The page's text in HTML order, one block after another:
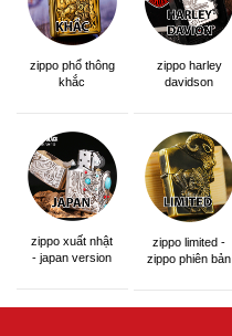
zippo phổ thông
khắc
zippo harley
davidson
zippo xuất nhật
- japan version
zippo limited -
zippo phiên bản